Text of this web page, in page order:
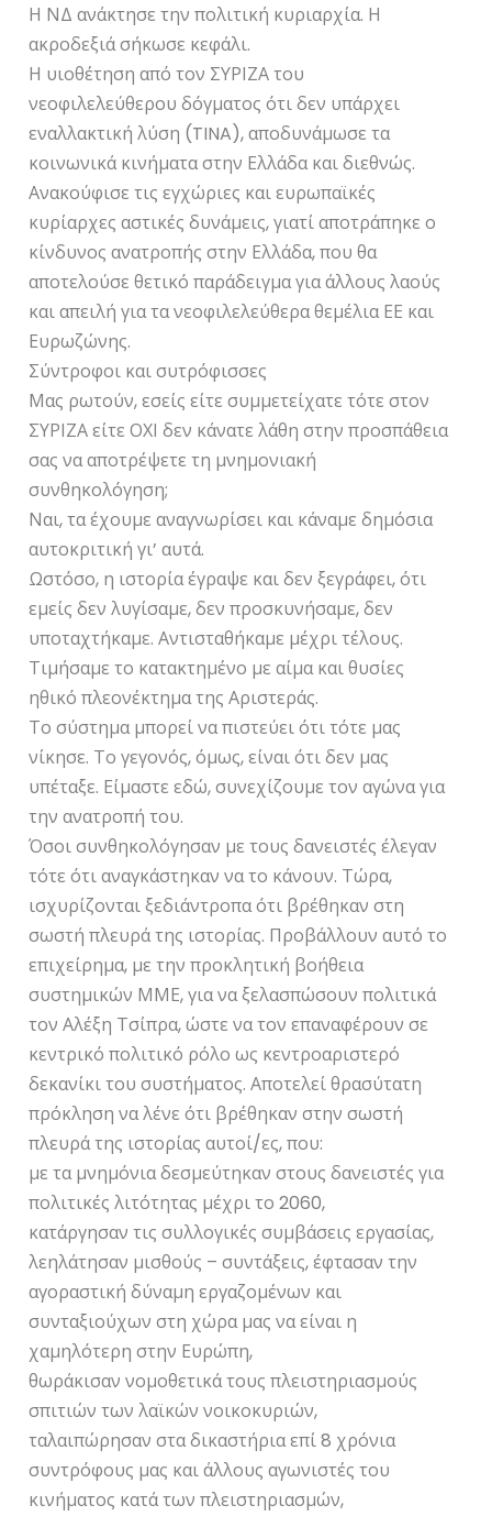
Η ΝΔ ανάκτησε την πολιτική κυριαρχία. Η
ακροδεξιά σήκωσε κεφάλι.
Η υιοθέτηση από τον ΣΥΡΙΖΑ του
νεοφιλελεύθερου δόγματος ότι δεν υπάρχει
εναλλακτική λύση (TINA), αποδυνάμωσε τα
κοινωνικά κινήματα στην Ελλάδα και διεθνώς.
Ανακούφισε τις εγχώριες και ευρωπαϊκές
κυρίαρχες αστικές δυνάμεις, γιατί αποτράπηκε ο
κίνδυνος ανατροπής στην Ελλάδα, που θα
αποτελούσε θετικό παράδειγμα για άλλους λαούς
και απειλή για τα νεοφιλελεύθερα θεμέλια ΕΕ και
Ευρωζώνης.
Σύντροφοι και συτρόφισσες
Μας ρωτούν, εσείς είτε συμμετείχατε τότε στον
ΣΥΡΙΖΑ είτε ΟΧΙ δεν κάνατε λάθη στην προσπάθεια
σας να αποτρέψετε τη μνημονιακή
συνθηκολόγηση;
Ναι, τα έχουμε αναγνωρίσει και κάναμε δημόσια
αυτοκριτική γι’ αυτά.
Ωστόσο, η ιστορία έγραψε και δεν ξεγράφει, ότι
εμείς δεν λυγίσαμε, δεν προσκυνήσαμε, δεν
υποταχτήκαμε. Αντισταθήκαμε μέχρι τέλους.
Τιμήσαμε το κατακτημένο με αίμα και θυσίες
ηθικό πλεονέκτημα της Αριστεράς.
Το σύστημα μπορεί να πιστεύει ότι τότε μας
νίκησε. Το γεγονός, όμως, είναι ότι δεν μας
υπέταξε. Είμαστε εδώ, συνεχίζουμε τον αγώνα για
την ανατροπή του.
Όσοι συνθηκολόγησαν με τους δανειστές έλεγαν
τότε ότι αναγκάστηκαν να το κάνουν. Τώρα,
ισχυρίζονται ξεδιάντροπα ότι βρέθηκαν στη
σωστή πλευρά της ιστορίας. Προβάλλουν αυτό το
επιχείρημα, με την προκλητική βοήθεια
συστημικών ΜΜΕ, για να ξελασπώσουν πολιτικά
τον Αλέξη Τσίπρα, ώστε να τον επαναφέρουν σε
κεντρικό πολιτικό ρόλο ως κεντροαριστερό
δεκανίκι του συστήματος. Αποτελεί θρασύτατη
πρόκληση να λένε ότι βρέθηκαν στην σωστή
πλευρά της ιστορίας αυτοί/ες, που:
με τα μνημόνια δεσμεύτηκαν στους δανειστές για
πολιτικές λιτότητας μέχρι το 2060,
κατάργησαν τις συλλογικές συμβάσεις εργασίας,
λεηλάτησαν μισθούς – συντάξεις, έφτασαν την
αγοραστική δύναμη εργαζομένων και
συνταξιούχων στη χώρα μας να είναι η
χαμηλότερη στην Ευρώπη,
θωράκισαν νομοθετικά τους πλειστηριασμούς
σπιτιών των λαϊκών νοικοκυριών,
ταλαιπώρησαν στα δικαστήρια επί 8 χρόνια
συντρόφους μας και άλλους αγωνιστές του
κινήματος κατά των πλειστηριασμών,